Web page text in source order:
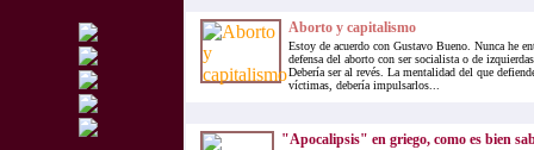
Aborto y capitalismo
Estoy de acuerdo con Gustavo Bueno. Nunca he
defensa del aborto con ser socialista o de
Debería ser al revés. La mentalidad del que
víctimas, debería impulsarlos...
"Apocalipsis" en griego, como es bien